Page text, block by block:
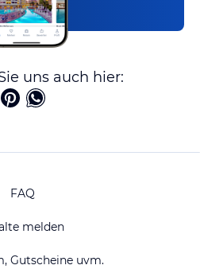
uns auch hier:
FAQ
melden
Gutscheine uvm.